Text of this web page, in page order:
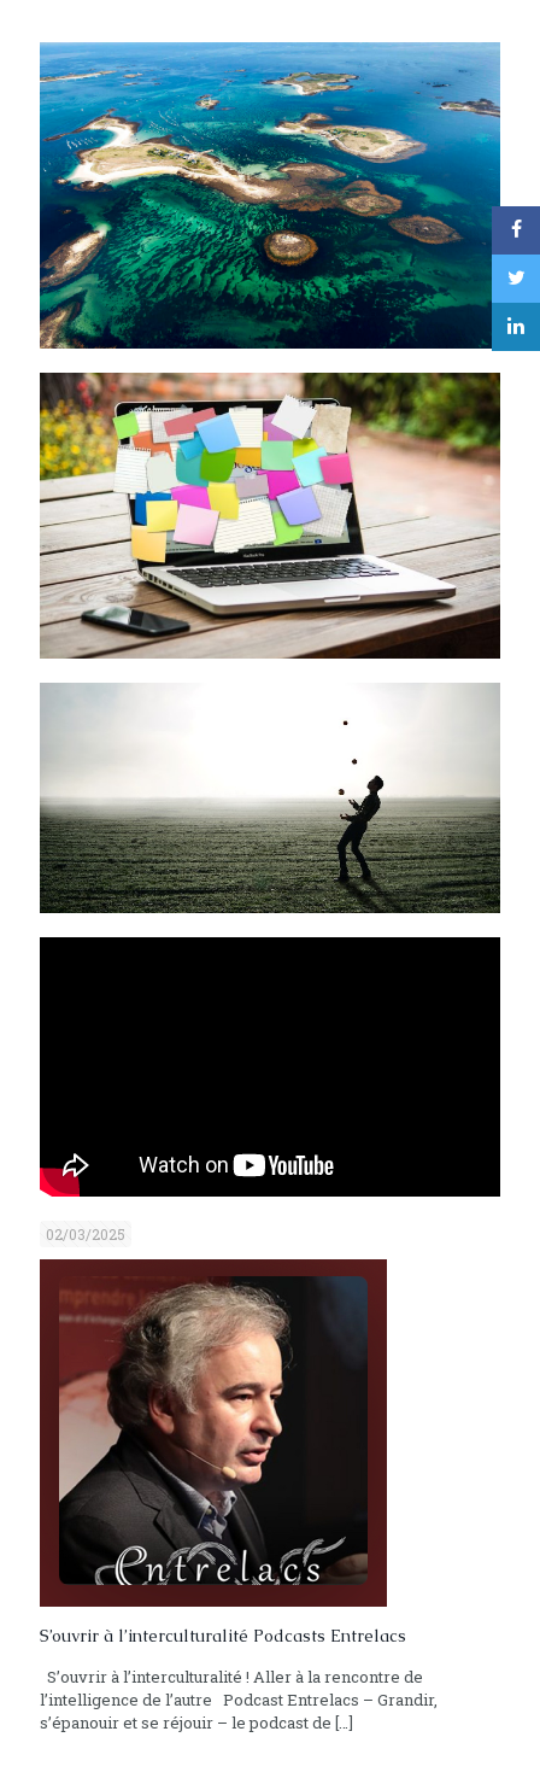
02/03/2025
S’ouvrir à l’interculturalité Podcasts Entrelacs
S’ouvrir à l’interculturalité ! Aller à la rencontre de
l’intelligence de l’autre Podcast Entrelacs – Grandir,
s’épanouir et se réjouir – le podcast de […]